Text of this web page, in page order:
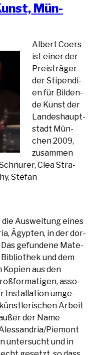
Mün­
Albert Coers
ist einer der
Preis­trä­ger
der Sti­pen­di­
en für Bil­den­
de Kunst der
Lan­des­haupt­
stadt Mün­
chen 2009,
zusam­men
Clea Stra­
Ste­fan
die Aus­wei­tung eines
Ägyp­ten, in der dor­
gefun­de­ne Mate­
und dem
Kopien aus den
asso­
Instal­la­ti­on umge­
Arbeit
der Name
Piemont
unter­sucht und in